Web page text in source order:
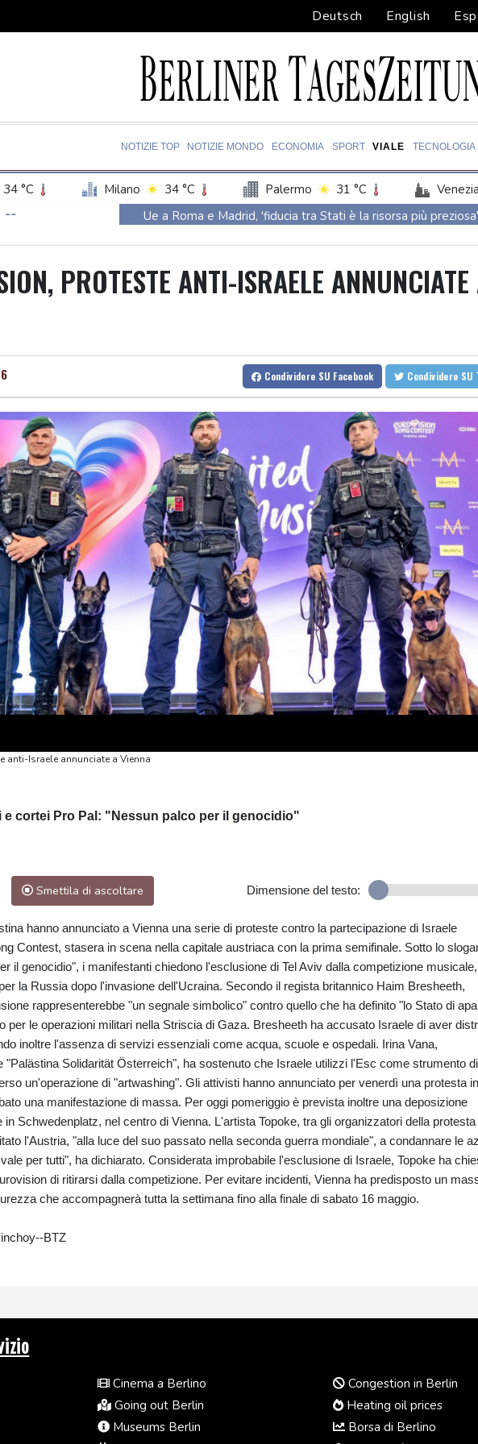
Deutsch English
NOTIZIE TOP NOTIZIE MONDO ECONOMIA SPORT VIALE TECNOLOGIA
34 °C Milano 34 °C Palermo 31 °C Venezia
--
Ue a Roma e Madrid, 'fiducia tra Stati è la risorsa più preziosa'
Dal Danubio in secca riemergono le navi della flotta di Hitler
Arrestato l'automobilista che ha travolto il gruppo di ciclisti
Ciclismo: Pellizzari vince l'ultima tappa della Vuelta a Burgos
Europei di nuoto: Barnaba e Cosetti argento di coppia
MotoGp: Jorge Martin vince la Sprint a Silverstone, Bezzechi
PROTESTE ANTI-ISRAELE
Condividere SU Facebook Condividere
anti-Israele annunciate a Vienna
e cortei Pro Pal: "Nessun palco per il genocidio"
Smettila di ascoltare Dimensione del testo:
hanno annunciato a Vienna una serie di proteste contro la partecipazione di Israele
Contest, stasera in scena nella capitale austriaca con la prima semifinale. Sotto lo
il genocidio", i manifestanti chiedono l'esclusione di Tel Aviv dalla competizione
la Russia dopo l'invasione dell'Ucraina. Secondo il regista britannico Haim Bresheeth,
rappresenterebbe "un segnale simbolico" contro quello che ha definito "lo Stato di
per le operazioni militari nella Striscia di Gaza. Bresheeth ha accusato Israele di aver
inoltre l'assenza di servizi essenziali come acqua, scuole e ospedali. Irina Vana,
"Palästina Solidarität Österreich", ha sostenuto che Israele utilizzi l'Esc come strumento di
un'operazione di "artwashing". Gli attivisti hanno annunciato per venerdì una protesta in
una manifestazione di massa. Per oggi pomeriggio è prevista inoltre una deposizione
in Schwedenplatz, nel centro di Vienna. L'artista Topoke, tra gli organizzatori della protesta
l'Austria, "alla luce del suo passato nella seconda guerra mondiale", a condannare le
per tutti", ha dichiarato. Considerata improbabile l'esclusione di Israele, Topoke ha
di ritirarsi dalla competizione. Per evitare incidenti, Vienna ha predisposto un
che accompagnerà tutta la settimana fino alla finale di sabato 16 maggio.
BTZ
Cinema a Berlino
Going out Berlin
Museums Berlin
Congestion in Berlin
Heating oil prices
Borsa di Berlino